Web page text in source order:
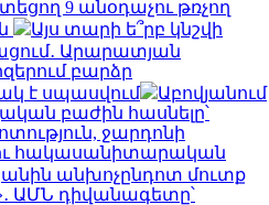
9 անօդաչու թռչող
Այս տարի ե՞րբ կնշվի
Արարատյան
բարձր
է սպասվում
Աբովյանում
բաժին հասնելը՝
ջարդոնի
հակասանիտարական
անխոչընդոտ մուտք
ԱՄՆ դիվանագետը՝